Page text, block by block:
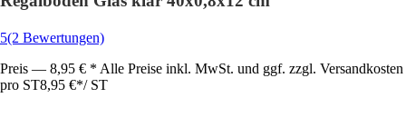
5(2 Bewertungen)
Preis — 8,95 € * Alle Preise inkl. MwSt. und ggf. zzgl. Versandkosten
pro ST8,95 €*/ ST